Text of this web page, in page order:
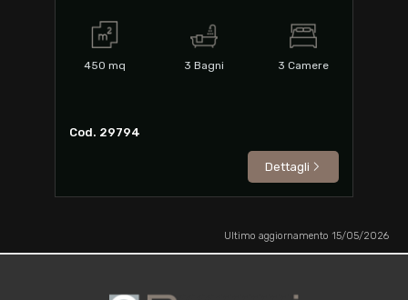
450 mq 3 Bagni 3 Camere
Cod. 29794
Dettagli
Ultimo aggiornamento 15/05/2026